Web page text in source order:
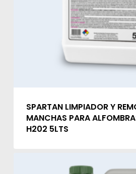
SPARTAN LIMPIADOR Y
MANCHAS PARA
H202 5LTS